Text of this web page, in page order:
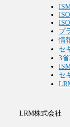
プ
情
セ
3
セ
LRM株式会社